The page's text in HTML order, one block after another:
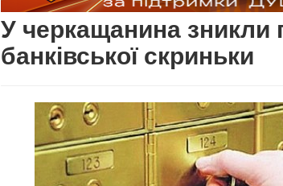
У черкащанина зникли
банківської скриньки